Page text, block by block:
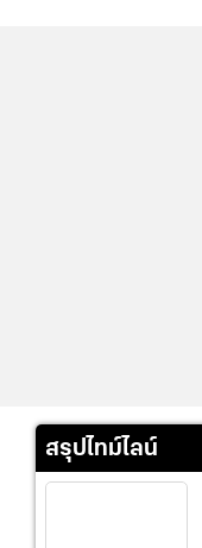
สรุปไทม์ไลน์